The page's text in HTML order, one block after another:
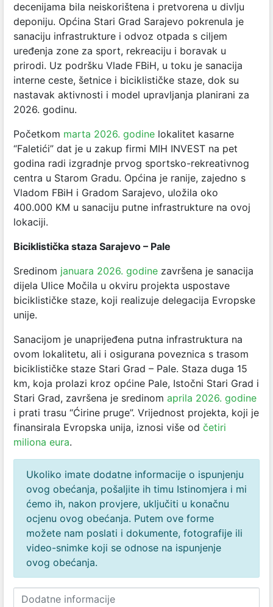
decenijama bila neiskorištena i pretvorena u divlju
deponiju. Općina Stari Grad Sarajevo pokrenula je
sanaciju infrastrukture i odvoz otpada s ciljem
uređenja zone za sport, rekreaciju i boravak u
prirodi. Uz podršku Vlade FBiH, u toku je sanacija
interne ceste, šetnice i biciklističke staze, dok su
nastavak aktivnosti i model upravljanja planirani za
2026. godinu.
Početkom marta 2026. godine lokalitet kasarne
“Faletići” dat je u zakup firmi MIH INVEST na pet
godina radi izgradnje prvog sportsko-rekreativnog
centra u Starom Gradu. Općina je ranije, zajedno s
Vladom FBiH i Gradom Sarajevo, uložila oko
400.000 KM u sanaciju putne infrastrukture na ovoj
lokaciji.
Biciklistička staza Sarajevo – Pale
Sredinom januara 2026. godine završena je sanacija
dijela Ulice Močila u okviru projekta uspostave
biciklističke staze, koji realizuje delegacija Evropske
unije.
Sanacijom je unaprijeđena putna infrastruktura na
ovom lokalitetu, ali i osigurana poveznica s trasom
biciklističke staze Stari Grad – Pale. Staza duga 15
km, koja prolazi kroz općine Pale, Istočni Stari Grad i
Stari Grad, završena je sredinom aprila 2026. godine
i prati trasu “Ćirine pruge”. Vrijednost projekta, koji je
finansirala Evropska unija, iznosi više od četiri
miliona eura.
Ukoliko imate dodatne informacije o ispunjenju
ovog obećanja, pošaljite ih timu Istinomjera i mi
ćemo ih, nakon provjere, uključiti u konačnu
ocjenu ovog obećanja. Putem ove forme
možete nam poslati i dokumente, fotografije ili
video-snimke koji se odnose na ispunjenje
ovog obećanja.